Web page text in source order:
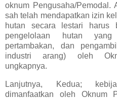
oknum Pengusaha/Pemodal.
sah telah mendapatkan izin
hutan secara lestari harus
pengelolaan hutan
pertambakan, dan
industri arang) oleh
ungkapnya.
Lanjutnya, Kedua;
dimanfaatkan oleh Oknum